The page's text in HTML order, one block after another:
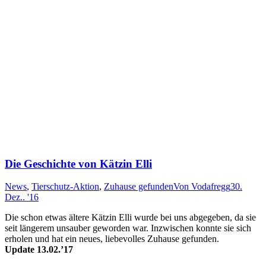
Die Geschichte von Kätzin Elli
News, Tierschutz-Aktion, Zuhause gefundenVon Vodafregg30.
Dez.. '16
Die schon etwas äl­te­re Kätz­in Elli wur­de bei uns ab­ge­geb­en, da sie
seit läng­er­em un­sau­ber ge­wor­den war. In­zwisch­en konn­te sie sich
er­holen und hat ein neu­es, lie­be­voll­es Zu­hau­se ge­fun­den.
Update 13.02.’17